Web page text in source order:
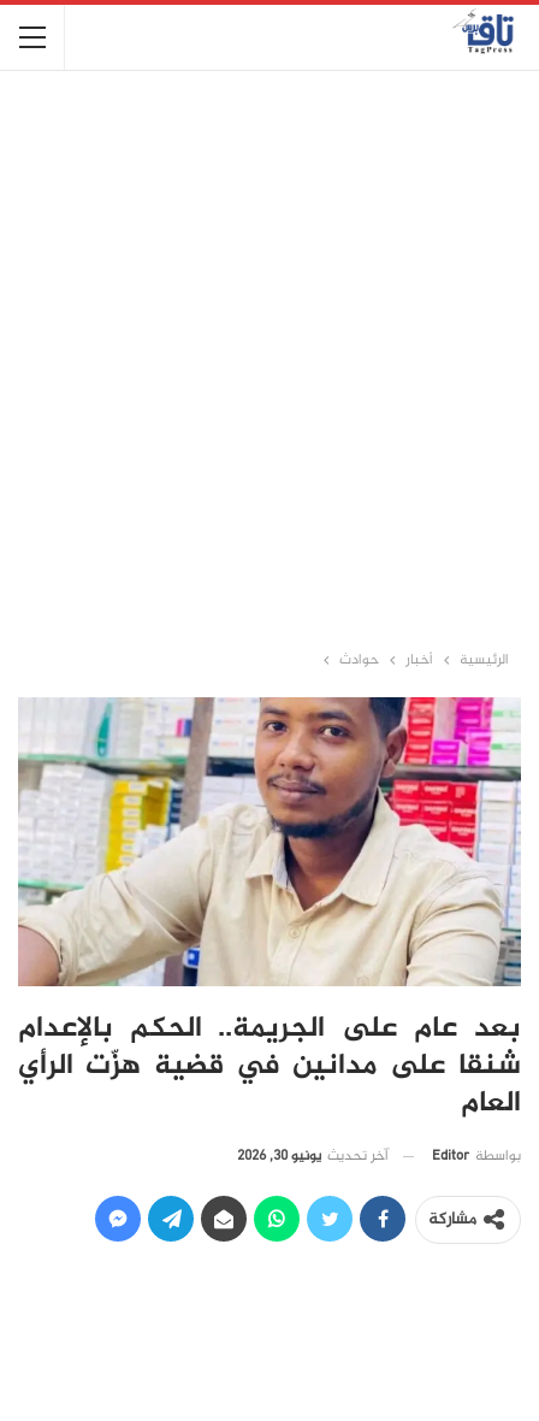
الرئيسية أخبار حوادث
بعد عام على الجريمة.. الحكم بالإعدام
شنقا على مدانين في قضية هزّت الرأي
العام
بواسطة Editor آخر تحديث يونيو 30, 2026
مشاركة